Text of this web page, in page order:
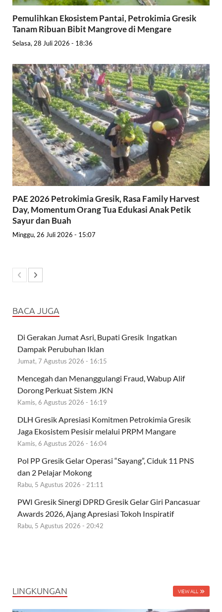
Pemulihkan Ekosistem Pantai, Petrokimia Gresik
Tanam Ribuan Bibit Mangrove di Mengare
Selasa, 28 Juli 2026 - 18:36
PAE 2026 Petrokimia Gresik, Rasa Family Harvest
Day, Momentum Orang Tua Edukasi Anak Petik
Sayur dan Buah
Minggu, 26 Juli 2026 - 15:07
BACA JUGA
Di Gerakan Jumat Asri, Bupati Gresik Ingatkan
Dampak Perubuhan Iklan
Jumat, 7 Agustus 2026 - 16:15
Mencegah dan Menanggulangi Fraud, Wabup Alif
Dorong Perkuat Sistem JKN
Kamis, 6 Agustus 2026 - 16:19
DLH Gresik Apresiasi Komitmen Petrokimia Gresik
Jaga Ekosistem Pesisir melalui PRPM Mangare
Kamis, 6 Agustus 2026 - 16:04
Pol PP Gresik Gelar Operasi “Sayang”, Ciduk 11 PNS
dan 2 Pelajar Mokong
Rabu, 5 Agustus 2026 - 21:11
PWI Gresik Sinergi DPRD Gresik Gelar Giri Pancasuar
Awards 2026, Ajang Apresiasi Tokoh Inspiratif
Rabu, 5 Agustus 2026 - 20:42
LINGKUNGAN VIEW ALL